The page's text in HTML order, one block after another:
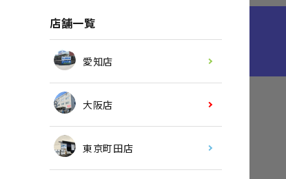
店舗一覧
愛知店
大阪店
東京町田店